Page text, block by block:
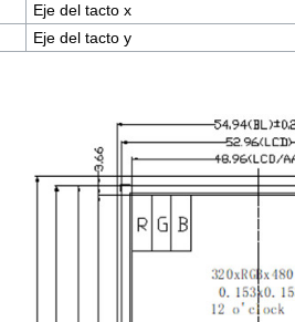
Eje del tacto x
Eje del tacto y